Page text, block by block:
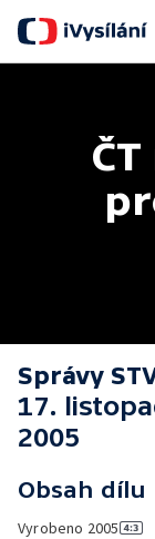
Správy
17.
2005
Obsah dílu
Vyrobeno 2005